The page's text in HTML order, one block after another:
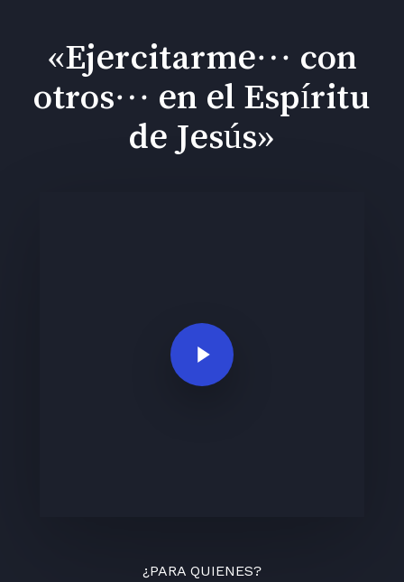
«Ejercitarme… con
otros… en el Espíritu
de Jesús»
Play Video
¿PARA QUIENES?